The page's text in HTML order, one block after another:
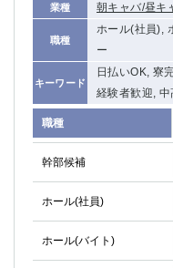
業種 朝キャバ/昼キ
職種
ホール(社員),
ー
キーワード
日払いOK, 寮
経験者歓迎,
職種
幹部候補
ホール(社員)
ホール(バイト)